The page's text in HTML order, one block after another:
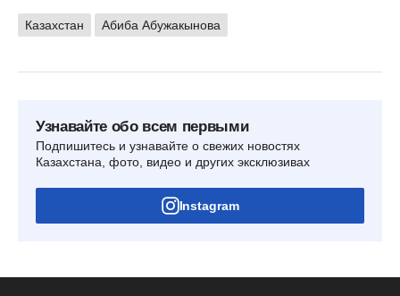
Казахстан Абиба Абужакынова
Узнавайте обо всем первыми
Подпишитесь и узнавайте о свежих новостях
Казахстана, фото, видео и других эксклюзивах
Instagram